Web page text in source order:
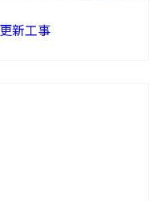
新工事